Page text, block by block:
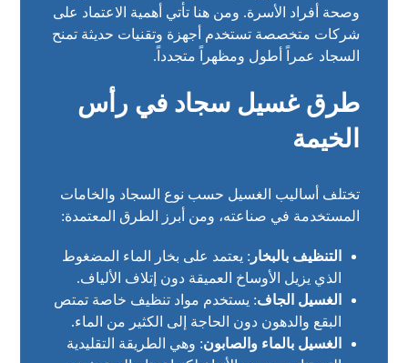
وصحة أفراد الأسرة. ومن هنا تأتي أهمية الاعتماد على
شركات متخصصة تستخدم أجهزة وتقنيات حديثة تمنح
السجاد عمراً أطول ومظهراً متجدداً.
طرق غسيل سجاد في رأس
الخيمة
تختلف أساليب الغسيل حسب نوع السجاد والخامات
المستخدمة في صناعته، ومن أبرز الطرق المعتمدة:
التنظيف بالبخار : يعتمد على بخار الماء المضغوط
الذي يزيل الأوساخ العميقة دون إتلاف الألياف.
الغسيل الجاف: يستخدم مواد تنظيف خاصة تمتص
البقع والدهون دون الحاجة إلى الكثير من الماء.
الغسيل بالماء والصابون: وهي الطريقة التقليدية